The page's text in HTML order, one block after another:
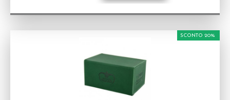
SCONTO 20%